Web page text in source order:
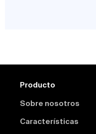
Producto
Sobre nosotros
Características